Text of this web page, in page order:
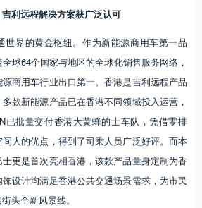
利远程解决方案获广泛认可
世界的黄金枢纽。作为新能源商用车第一品
球64个国家与地区的全球化销售服务网络，
商用车行业出口第一。香港是吉利远程产品
款新能源产品已在香港不同领域投入运营，
已批量交付香港大黄蜂的士车队，凭借零排
大的优点，得到了司乘人员广泛好评。而本
更是首次亮相香港，该款产品量身定制为香
设计均满足香港公共交通场景需求，为市民
头全新风景线。